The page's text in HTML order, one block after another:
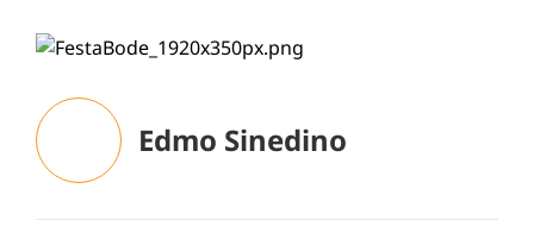
Edmo Sinedino